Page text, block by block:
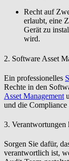
Recht auf
erlaubt, eine
Gerät zu
wird.
2. Software Asset
Ein professionelles
Rechte in den
Asset Management
und die Compliance
3. Verantwortungen
Sorgen Sie dafür,
verantwortlich ist,